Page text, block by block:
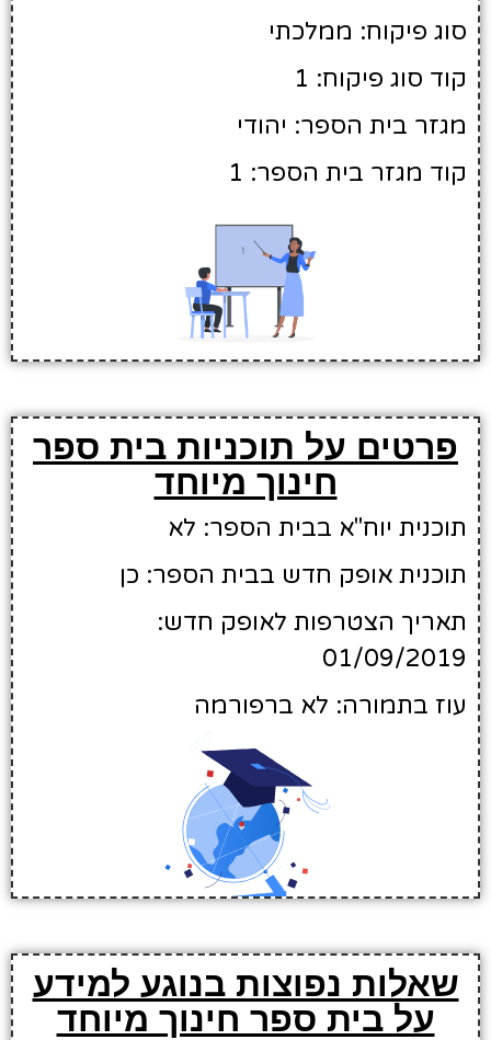
סוג פיקוח: ממלכתי
קוד סוג פיקוח: 1
מגזר בית הספר: יהודי
קוד מגזר בית הספר: 1
פרטים על תוכניות בית ספר
חינוך מיוחד
תוכנית יוח"א בבית הספר: לא
תוכנית אופק חדש בבית הספר: כן
תאריך הצטרפות לאופק חדש:
01/09/2019
עוז בתמורה: לא ברפורמה
שאלות נפוצות בנוגע למידע
על בית ספר חינוך מיוחד